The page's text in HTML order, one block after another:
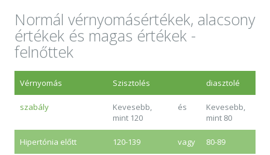
Normál vérnyomásértékek, alacsony
értékek és magas értékek -
felnőttek
Vérnyomás Szisztolés diasztolé
szabály
Kevesebb,
mint 120
és
Kevesebb,
mint 80
Hipertónia előtt 120-139 vagy 80-89